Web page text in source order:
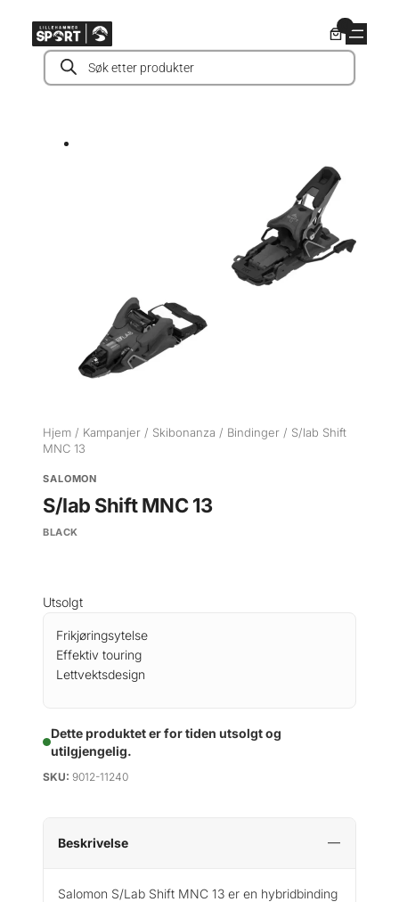
innholdProducts
search
Hjem / Kampanjer / Skibonanza / Bindinger / S/lab Shift
MNC 13
SALOMON
S/lab Shift MNC 13
BLACK
Utsolgt
Frikjøringsytelse
Effektiv touring
Lettvektsdesign
Dette produktet er for tiden utsolgt og
utilgjengelig.
SKU: 9012-11240
Beskrivelse
Salomon S/Lab Shift MNC 13 er en hybridbinding